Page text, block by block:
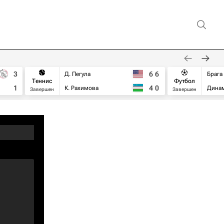
3
1
Теннис
Завершен
Д. Пегула
К. Рахимова
6 6
4 0
Футбол
Завершен
Брага